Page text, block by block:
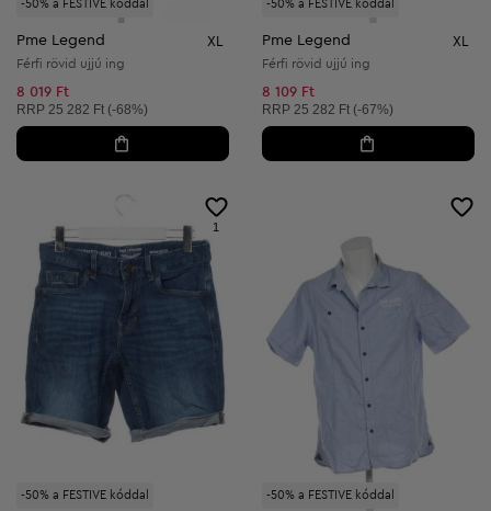
-50% a FESTIVE kóddal
Pme Legend XL
Férfi rövid ujjú ing
8 019 Ft
Ajánlott ár:
RRP 25 282 Ft (-68%)
-50% a FESTIVE kóddal
Pme Legend XL
Férfi rövid ujjú ing
8 109 Ft
Ajánlott ár:
RRP 25 282 Ft (-67%)
-50% a FESTIVE kóddal
1
-50% a FESTIVE kóddal